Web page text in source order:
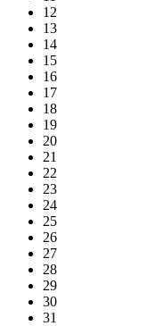
12
13
14
15
16
17
18
19
20
21
22
23
24
25
26
27
28
29
30
31